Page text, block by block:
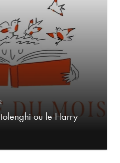
ou le Harry